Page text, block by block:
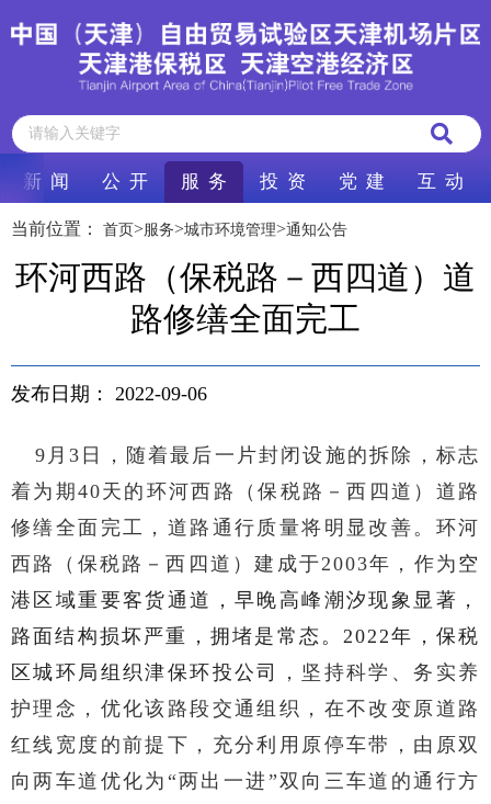
新 闻 公 开 服 务 投 资 党 建 互 动
当前位置： 首页>服务>城市环境管理>通知公告
环河西路（保税路－西四道）道
路修缮全面完工
发布日期： 2022-09-06
9 月3日，随着最后一片封闭设施的拆除，标志
着为期40天的环河西路（保税路－西四道）道路
修缮全面完工，道路通行质量将明显改善。 环河
西路（保税路－西四道）建成于2003年，作为 空
港区域重要客货通道，早晚高峰潮汐现象显著，
路面结构损坏严重，拥堵是常态。2022年，保税
区城环局组织津保环投公司
，坚持科学、务实养
护理念，优化该路段交通组织，在不改变原道路
红线宽度的前提下，充分利用原停车带，由原双
向两车道优化为“两出一进”双向三车道的通行方